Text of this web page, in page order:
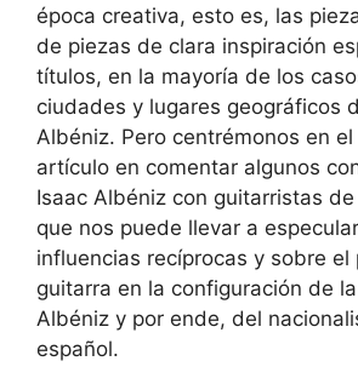
época creativa, esto es, las
de piezas de clara inspiración
títulos, en la mayoría de los
ciudades y lugares geográficos
Albéniz. Pero centrémonos en
artículo en comentar algunos
Isaac Albéniz con guitarristas
que nos puede llevar a
influencias recíprocas y sobre el
guitarra en la configuración de
Albéniz y por ende, del
español.